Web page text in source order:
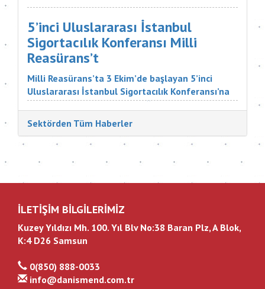
tamamlayan öğrencilerini mezun etti. Sigorta
şirketlerinin &uu...
5’inci Uluslararası İstanbul
Sigortacılık Konferansı Milli
Reasürans’t
Milli Reasürans’ta 3 Ekim’de başlayan 5’inci
Uluslararası İstanbul Sigortacılık Konferansı’na
Türkiye ve dünyadan çok değerli katılımcılar
katıldı. Sigorta Tatbikatçıları Derneği'nin
düzenlediği konferansın aç...
Sektörden Tüm Haberler
İLETİŞİM BİLGİLERİMİZ
Kuzey Yıldızı Mh. 100. Yıl Blv No:38 Baran Plz, A Blok,
K:4 D26 Samsun
0(850) 888-0033
info@danismend.com.tr